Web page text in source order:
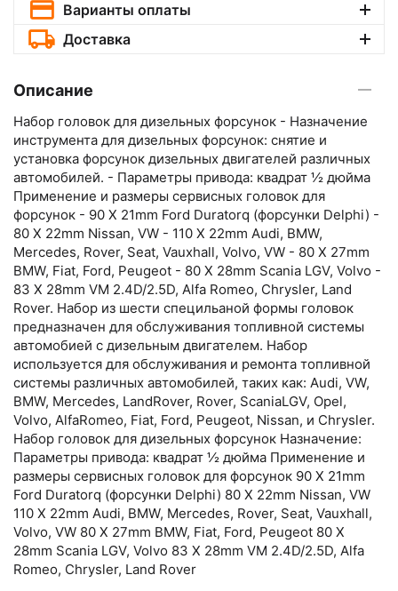
Варианты оплаты
Доставка
Описание
Набор головок для дизельных форсунок - Назначение
инструмента для дизельных форсунок: снятие и
установка форсунок дизельных двигателей различных
автомобилей. - Параметры привода: квадрат ½ дюйма
Применение и размеры сервисных головок для
форсунок - 90 X 21mm Ford Duratorq (форсунки Delphi) -
80 X 22mm Nissan, VW - 110 X 22mm Audi, BMW,
Mercedes, Rover, Seat, Vauxhall, Volvo, VW - 80 X 27mm
BMW, Fiat, Ford, Peugeot - 80 X 28mm Scania LGV, Volvo -
83 X 28mm VM 2.4D/2.5D, Alfa Romeo, Chrysler, Land
Rover. Набор из шести специльаной формы головок
предназначен для обслуживания топливной системы
автомобией с дизельным двигателем. Набор
используется для обслуживания и ремонта топливной
системы различных автомобилей, таких как: Audi, VW,
BMW, Mercedes, LandRover, Rover, ScaniaLGV, Opel,
Volvo, AlfaRomeo, Fiat, Ford, Peugeot, Nissan, и Chrysler.
Набор головок для дизельных форсунок Назначение:
Параметры привода: квадрат ½ дюйма Применение и
размеры сервисных головок для форсунок 90 X 21mm
Ford Duratorq (форсунки Delphi) 80 X 22mm Nissan, VW
110 X 22mm Audi, BMW, Mercedes, Rover, Seat, Vauxhall,
Volvo, VW 80 X 27mm BMW, Fiat, Ford, Peugeot 80 X
28mm Scania LGV, Volvo 83 X 28mm VM 2.4D/2.5D, Alfa
Romeo, Chrysler, Land Rover